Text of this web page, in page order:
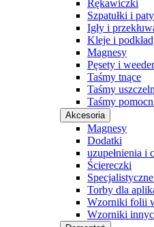
Rękawiczki
Szpatułki i
Igły i
Kleje i
Magnesy
Pęsety i
Taśmy tnące
Taśmy
Taśmy
Akcesoria
Magnesy
Dodatki
uzupełnienia i
Ściereczki
Torby dla
Wzorniki folii
Wzorniki